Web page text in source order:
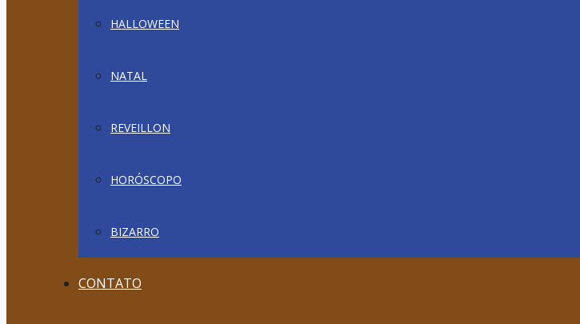
HALLOWEEN
NATAL
REVEILLON
HORÓSCOPO
BIZARRO
CONTATO